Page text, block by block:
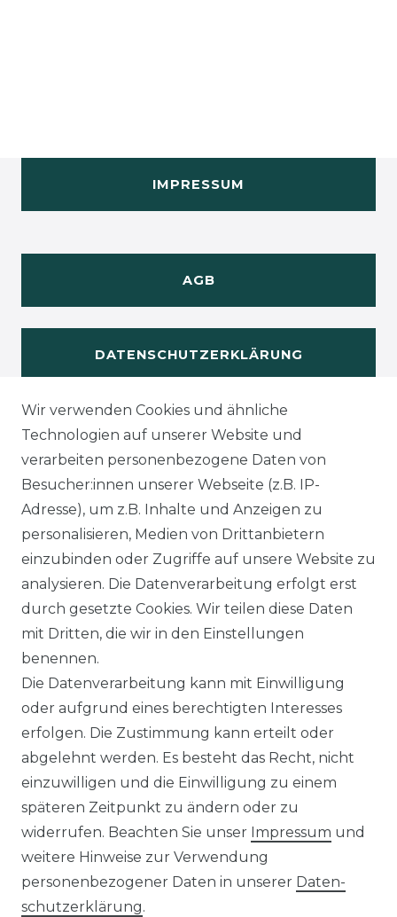
IMPRESSUM
AGB
DATENSCHUTZERKLÄRUNG
WIDERUFSRECHT
KONTAKT
Sie sind Händlerund möchten Sich mit uns
in Verbindung setzen?
unter:
0421 - 7942081
Unseren Händlershop finden Sie hier:
https://b2b-popshotsstudios.de/
Wir versenden mit
Unsere Zahlungsarten
Wir verwenden Cookies und ähnliche
Technologien auf unserer Website und
verarbeiten personenbezogene Daten von
Besucher:innen unserer Webseite (z.B. IP-
Adresse), um z.B. Inhalte und Anzeigen zu
personalisieren, Medien von Drittanbietern
einzubinden oder Zugriffe auf unsere Website zu
analysieren. Die Datenverarbeitung erfolgt erst
durch gesetzte Cookies. Wir teilen diese Daten
mit Dritten, die wir in den Einstellungen
benennen.
Die Datenverarbeitung kann mit Einwilligung
oder aufgrund eines berechtigten Interesses
erfolgen. Die Zustimmung kann erteilt oder
abgelehnt werden. Es besteht das Recht, nicht
einzuwilligen und die Einwilligung zu einem
späteren Zeitpunkt zu ändern oder zu
widerrufen. Beachten Sie unser Impressum und
weitere Hinweise zur Verwendung
personenbezogener Daten in unserer Daten­
schutz­erklärung.